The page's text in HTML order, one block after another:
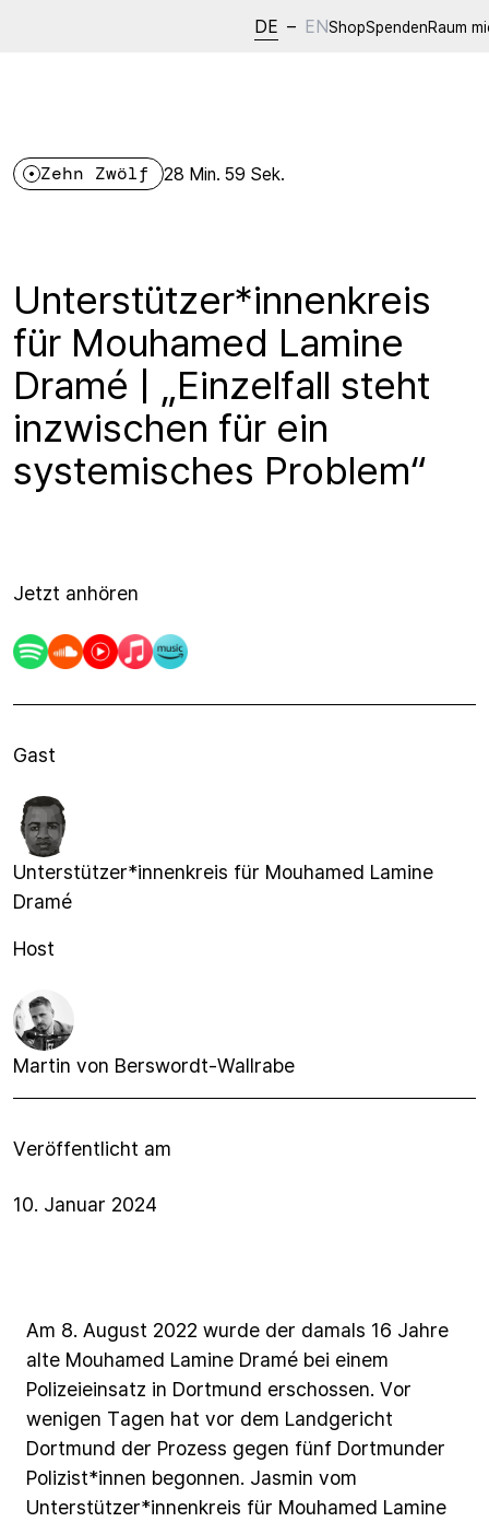
DE – ENShopSpendenRaum
Zehn Zwölf 28 Min. 59 Sek.
Unterstützer*innenkreis
für Mouhamed Lamine
Dramé | „Einzelfall steht
inzwischen für ein
systemisches Problem“
Jetzt anhören
Gast
Unterstützer*innenkreis für Mouhamed Lamine
Dramé
Host
Martin von Berswordt-Wallrabe
Veröffentlicht am
10. Januar 2024
Am 8. August 2022 wurde der damals 16 Jahre
alte Mouhamed Lamine Dramé bei einem
Polizeieinsatz in Dortmund erschossen. Vor
wenigen Tagen hat vor dem Landgericht
Dortmund der Prozess gegen fünf Dortmunder
Po­li­zis­t*in­nen begonnen. Jasmin vom
Unterstützer*innenkreis für Mouhamed Lamine